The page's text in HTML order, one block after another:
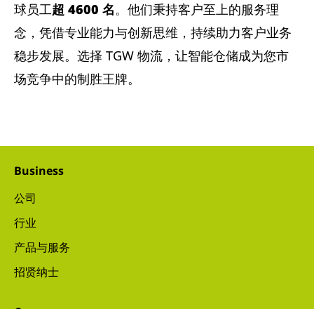
球员工超 4600 名。他们秉持客户至上的服务理
念，凭借专业能力与创新思维，持续助力客户业务
稳步发展。选择 TGW 物流，让智能仓储成为您市
场竞争中的制胜王牌。
Business
公司
行业
产品与服务
招贤纳士